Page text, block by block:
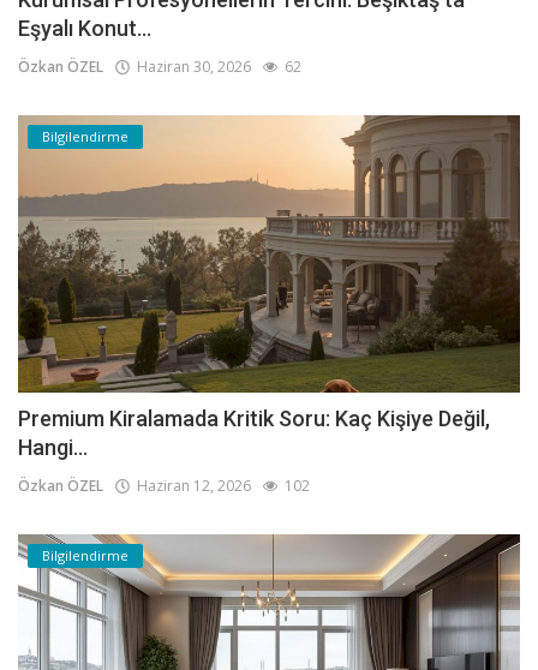
Eşyalı Konut...
Özkan ÖZEL Haziran 30, 2026 62
Bilgilendirme
Premium Kiralamada Kritik Soru: Kaç Kişiye Değil,
Hangi...
Özkan ÖZEL Haziran 12, 2026 102
Bilgilendirme